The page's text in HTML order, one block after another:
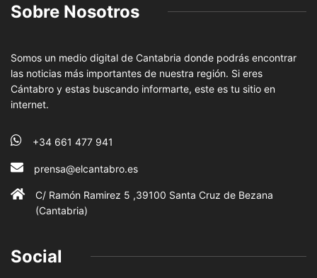
Sobre Nosotros
Somos un medio digital de Cantabria donde podrás encontrar
las noticias más importantes de nuestra región. Si eres
Cántabro y estas buscando informarte, este es tu sitio en
internet.
+34 661 477 941
prensa@elcantabro.es
C/ Ramón Ramirez 5 ,39100 Santa Cruz de Bezana
(Cantabria)
Social